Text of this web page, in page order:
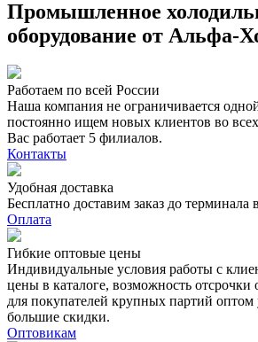
Промышленное
оборудование от Альфа-
Работаем по всей России
Наша компания не ограничивается
постоянно ищем новых клиентов во
Вас работает 5 филиалов.
Контакты
Удобная доставка
Бесплатно доставим заказ до
Оплата
Гибкие оптовые цены
Индивидуальные условия работы с
цены в каталоге, возможность
для покупателей крупных партий
большие скидки.
Оптовикам